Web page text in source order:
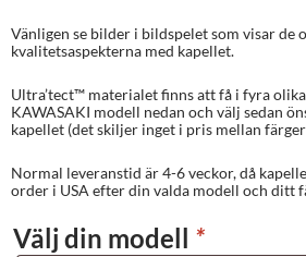
Vänligen se bilder i bildspelet som visar de
kvalitetsaspekterna med kapellet.
Ultra’tect™ materialet finns att få i fyra
KAWASAKI modell nedan och välj sedan
kapellet (det skiljer inget i pris mellan
Normal leveranstid är 4-6 veckor, då
order i USA efter din valda modell och ditt
Välj din modell *